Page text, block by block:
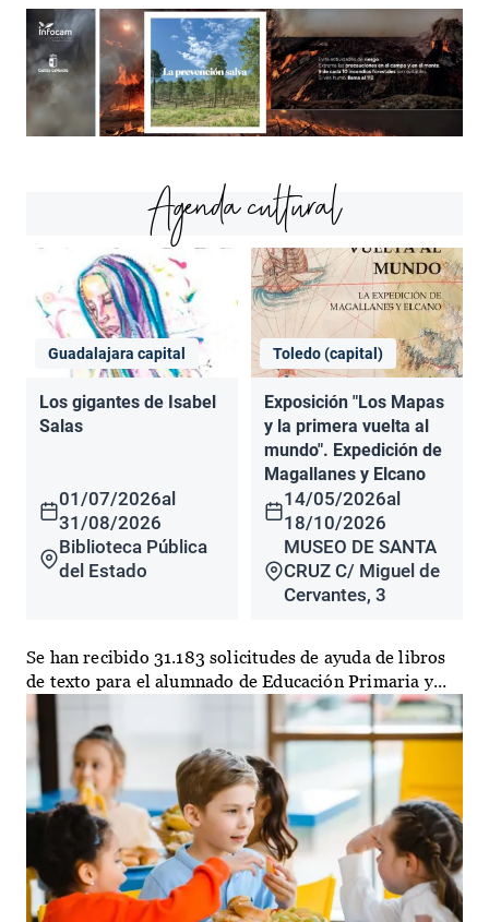
Agenda cultural
Guadalajara capital
Los gigantes de Isabel
Salas
01/07/2026al
31/08/2026
Biblioteca Pública
del Estado
Toledo (capital)
Exposición "Los Mapas
y la primera vuelta al
mundo". Expedición de
Magallanes y Elcano
14/05/2026al
18/10/2026
MUSEO DE SANTA
CRUZ C/ Miguel de
Cervantes, 3
Se han recibido 31.183 solicitudes de ayuda de libros
de texto para el alumnado de Educación Primaria y...